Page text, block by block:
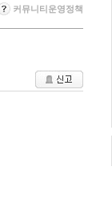
커뮤니티운영정책